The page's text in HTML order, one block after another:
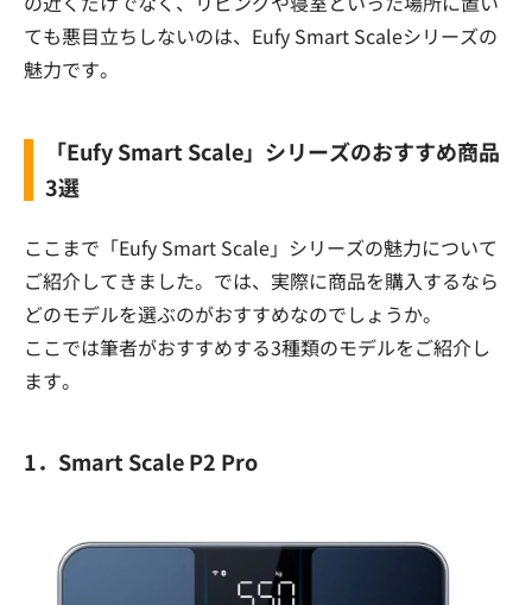
ても悪目立ちしないのは、Eufy Smart Scaleシリーズの
魅力です。
「Eufy Smart Scale」シリーズのおすすめ商品
3選
ここまで「Eufy Smart Scale」シリーズの魅力について
ご紹介してきました。では、実際に商品を購入するなら
どのモデルを選ぶのがおすすめなのでしょうか。
ここでは筆者がおすすめする3種類のモデルをご紹介し
ます。
1．Smart Scale P2 Pro